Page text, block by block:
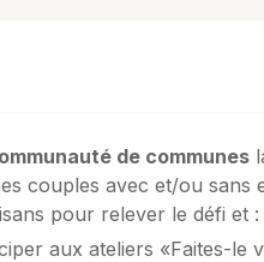
de communes
couples avec et/ou sans
pour relever le défi et :
aux ateliers «Faites-le